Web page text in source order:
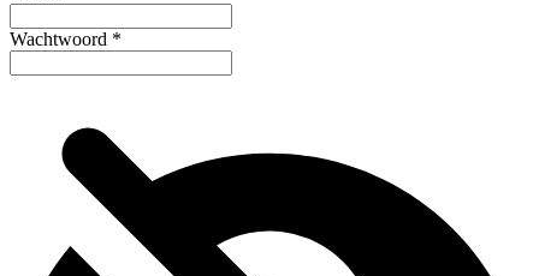
Wachtwoord *